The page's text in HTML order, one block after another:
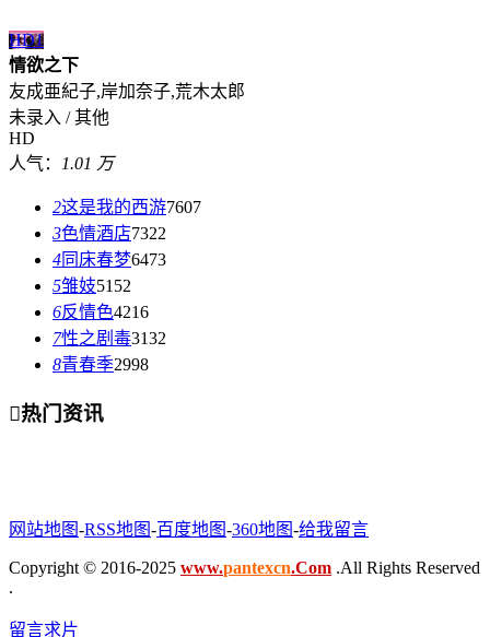
HD1
情欲之下
友成亜紀子,岸加奈子,荒木太郎
未录入 / 其他
HD
人气：
1.01 万
2这是我的西游7607
3色情酒店7322
4同床春梦6473
5雏妓5152
6反情色4216
7性之剧毒3132
8青春季2998
热门资讯
网站地图-RSS地图-百度地图-360地图-给我留言
Copyright © 2016-2025 www.pantexcn.Com .All Rights Reserved
.
留言求片